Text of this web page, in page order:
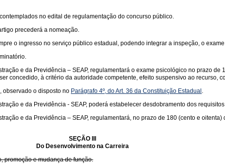
no edital de regulamentação do concurso público.
precederá a nomeação.
o ingresso no serviço público estadual, podendo integrar a inspeção, o
e da Previdência – SEAP, regulamentará o exame psicológico no prazo
concedido, à critério da autoridade competente, efeito suspensivo ao recurso,
observado o disposto no Parágrafo 4º, do Art. 36 da Constituição Estadual .
e da Previdência - SEAP, poderá estabelecer desdobramento dos
e da Previdência – SEAP, regulamentará, no prazo de 180 (cento e
SEÇÃO III
Do Desenvolvimento na Carreira
promoção e mudança de função.